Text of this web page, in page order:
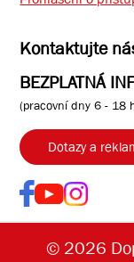
Kontaktujte
BEZPLATNÁ
(pracovní dny 6 - 18
Dotazy a
© 2026